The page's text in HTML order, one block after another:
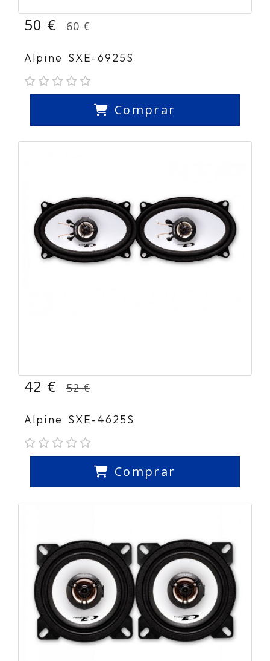
50 € 60 €
Alpine SXE-6925S
Comprar
42 € 52 €
Alpine SXE-4625S
Comprar